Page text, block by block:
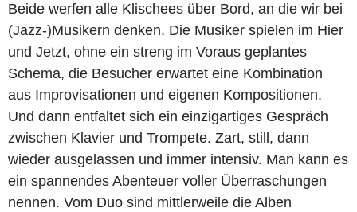
Beide werfen alle Klischees über Bord, an die wir bei
(Jazz-)Musikern denken. Die Musiker spielen im Hier
und Jetzt, ohne ein streng im Voraus geplantes
Schema, die Besucher erwartet eine Kombination
aus Improvisationen und eigenen Kompositionen.
Und dann entfaltet sich ein einzigartiges Gespräch
zwischen Klavier und Trompete. Zart, still, dann
wieder ausgelassen und immer intensiv. Man kann es
ein spannendes Abenteuer voller Überraschungen
nennen. Vom Duo sind mittlerweile die Alben